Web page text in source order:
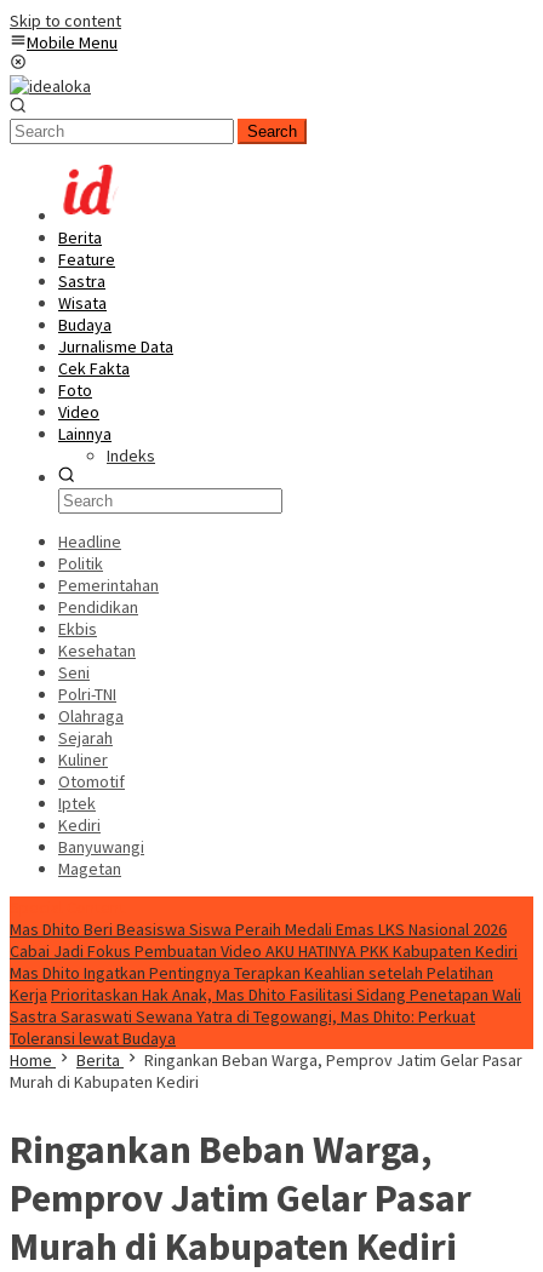
Skip to content
Mobile Menu
Search
Berita
Feature
Sastra
Wisata
Budaya
Jurnalisme Data
Cek Fakta
Foto
Video
Lainnya
Indeks
Headline
Politik
Pemerintahan
Pendidikan
Ekbis
Kesehatan
Seni
Polri-TNI
Olahraga
Sejarah
Kuliner
Otomotif
Iptek
Kediri
Banyuwangi
Magetan
Mas Dhito Beri Beasiswa Siswa Peraih Medali Emas LKS Nasional 2026
Cabai Jadi Fokus Pembuatan Video AKU HATINYA PKK Kabupaten Kediri
Mas Dhito Ingatkan Pentingnya Terapkan Keahlian setelah Pelatihan
Kerja Prioritaskan Hak Anak, Mas Dhito Fasilitasi Sidang Penetapan Wali
Sastra Saraswati Sewana Yatra di Tegowangi, Mas Dhito: Perkuat
Toleransi lewat Budaya
Home
Berita
Ringankan Beban Warga, Pemprov Jatim Gelar Pasar
Murah di Kabupaten Kediri
Ringankan Beban Warga,
Pemprov Jatim Gelar Pasar
Murah di Kabupaten Kediri